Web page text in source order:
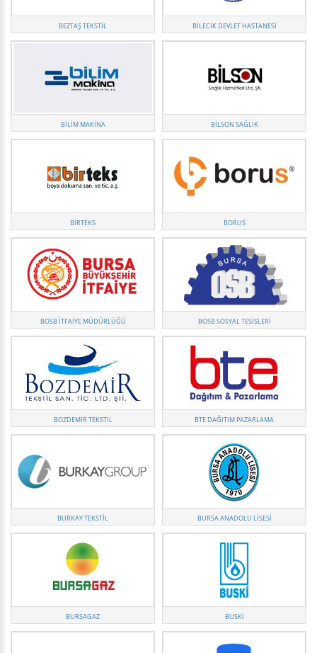
BEZTAŞ TEKSTIL BILECIK DEVLET HASTANESI
BİLİM MAKİNA BILSON SAĞLIK
BIRTEKS BORUS
BOSB İTFAIYE MÜDÜRLÜĞÜ BOSB SOSYAL TESISLERI
BOZDEMIR TEKSTIL BTE DAĞITIM PAZARLAMA
BURKAY TEKSTIL BURSA ANADOLU LISESI
BURSAGAZ BUSKI